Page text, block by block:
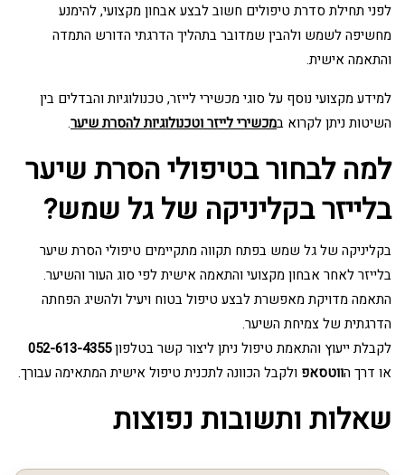
לפני תחילת סדרת טיפולים חשוב לבצע אבחון מקצועי, להימנע
מחשיפה לשמש ולהבין שמדובר בתהליך הדרגתי הדורש התמדה
והתאמה אישית.
למידע מקצועי נוסף על סוגי מכשירי לייזר, טכנולוגיות והבדלים בין
השיטות ניתן לקרוא במכשירי לייזר וטכנולוגיות להסרת שיער.
למה לבחור בטיפולי הסרת שיער
בלייזר בקליניקה של גל שמש?
בקליניקה של גל שמש בפתח תקווה מתקיימים טיפולי הסרת שיער
בלייזר לאחר אבחון מקצועי והתאמה אישית לפי סוג העור והשיער.
התאמה מדויקת מאפשרת לבצע טיפול בטוח ויעיל ולהשיג הפחתה
הדרגתית של צמיחת השיער.
לקבלת ייעוץ והתאמת טיפול ניתן ליצור קשר בטלפון052-613-4355
או דרך הווטסאפ ולקבל הכוונה לתכנית טיפול אישית המתאימה עבורך.
שאלות ותשובות נפוצות